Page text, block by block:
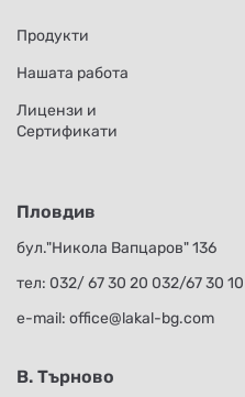
Продукти
Нашата работа
Лицензи и
Сертификати
Пловдив
бул."Никола Вапцаров" 136
тел: 032/ 67 30 20 032/67 30 10
е-mail: office@lakal-bg.com
В. Търново